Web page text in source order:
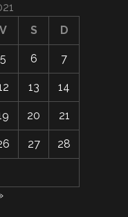
V S D
5 6 7
13 14
20 21
27 28